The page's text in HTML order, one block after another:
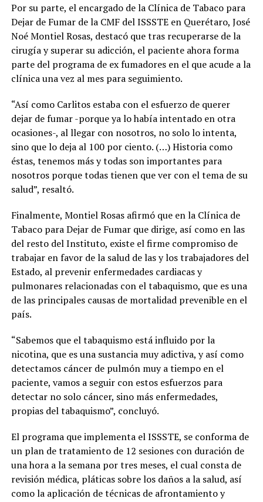
Por su parte, el encargado de la Clínica de Tabaco para
Dejar de Fumar de la CMF del ISSSTE en Querétaro, José
Noé Montiel Rosas, destacó que tras recuperarse de la
cirugía y superar su adicción, el paciente ahora forma
parte del programa de ex fumadores en el que acude a la
clínica una vez al mes para seguimiento.
“Así como Carlitos estaba con el esfuerzo de querer
dejar de fumar -porque ya lo había intentado en otra
ocasiones-, al llegar con nosotros, no solo lo intenta,
sino que lo deja al 100 por ciento. (…) Historia como
éstas, tenemos más y todas son importantes para
nosotros porque todas tienen que ver con el tema de su
salud”, resaltó.
Finalmente, Montiel Rosas afirmó que en la Clínica de
Tabaco para Dejar de Fumar que dirige, así como en las
del resto del Instituto, existe el firme compromiso de
trabajar en favor de la salud de las y los trabajadores del
Estado, al prevenir enfermedades cardiacas y
pulmonares relacionadas con el tabaquismo, que es una
de las principales causas de mortalidad prevenible en el
país.
“Sabemos que el tabaquismo está influido por la
nicotina, que es una sustancia muy adictiva, y así como
detectamos cáncer de pulmón muy a tiempo en el
paciente, vamos a seguir con estos esfuerzos para
detectar no solo cáncer, sino más enfermedades,
propias del tabaquismo”, concluyó.
El programa que implementa el ISSSTE, se conforma de
un plan de tratamiento de 12 sesiones con duración de
una hora a la semana por tres meses, el cual consta de
revisión médica, pláticas sobre los daños a la salud, así
como la aplicación de técnicas de afrontamiento y